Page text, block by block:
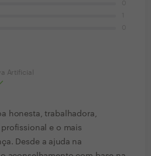
Artificial
honesta, trabalhadora,
e o mais
Desde a ajuda na